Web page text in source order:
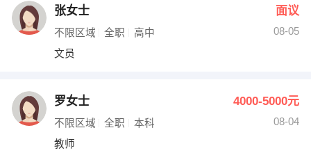
张女士 面议
不限区域 全职 高中
08-05
文员
罗女士 4000-5000元
不限区域 全职 本科
08-04
教师